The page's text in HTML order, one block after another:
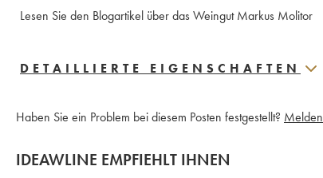
Lesen Sie den Blogartikel über das Weingut Markus Molitor
DETAILLIERTE EIGENSCHAFTEN
Haben Sie ein Problem bei diesem Posten festgestellt? Melden
IDEAWLINE EMPFIEHLT IHNEN